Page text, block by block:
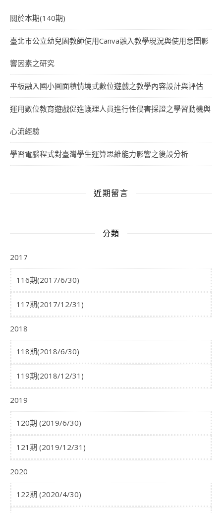
關於本期(140期)
臺北市公立幼兒園教師使用Canva融入教學現況與使用意圖影
響因素之研究
平板融入國小圓面積情境式數位遊戲之教學內容設計與評估
運用數位教育遊戲促進護理人員進行性侵害採證之學習動機與
心流經驗
學習電腦程式對臺灣學生運算思維能力影響之後設分析
近期留言
分類
2017
116期(2017/6/30)
117期(2017/12/31)
2018
118期(2018/6/30)
119期(2018/12/31)
2019
120期 (2019/6/30)
121期 (2019/12/31)
2020
122期 (2020/4/30)